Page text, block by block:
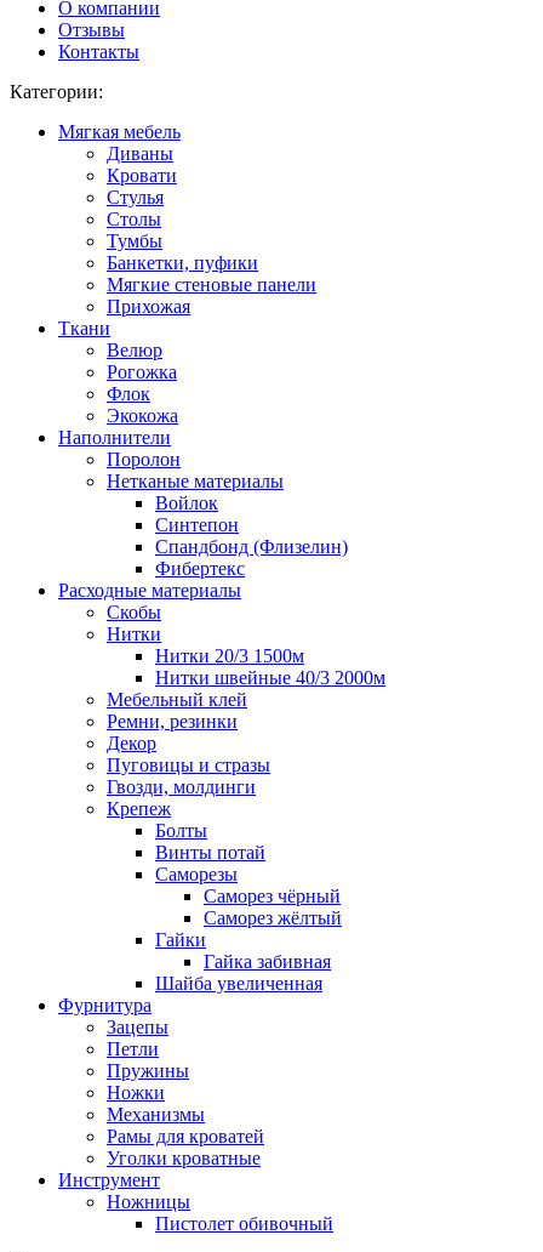
О компании
Отзывы
Контакты
Категории:
Мягкая мебель
Диваны
Кровати
Стулья
Столы
Тумбы
Банкетки, пуфики
Мягкие стеновые панели
Прихожая
Ткани
Велюр
Рогожка
Флок
Экокожа
Наполнители
Поролон
Нетканые материалы
Войлок
Синтепон
Спандбонд (Флизелин)
Фибертекс
Расходные материалы
Скобы
Нитки
Нитки 20/3 1500м
Нитки швейные 40/3 2000м
Мебельный клей
Ремни, резинки
Декор
Пуговицы и стразы
Гвозди, молдинги
Крепеж
Болты
Винты потай
Саморезы
Саморез чёрный
Саморез жёлтый
Гайки
Гайка забивная
Шайба увеличенная
Фурнитура
Зацепы
Петли
Пружины
Ножки
Механизмы
Рамы для кроватей
Уголки кроватные
Инструмент
Ножницы
Пистолет обивочный